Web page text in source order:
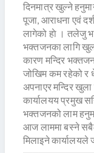
दिनमात्र खुल्ने
पूजा, आराधना एवं
लागेको हाे । तलेजु
भक्तजनका लागि
कारण मन्दिर
जोखिम कम रहेको र
अपनाएर मन्दिर
कार्यालयय प्रमुख
भक्तजनको लाम
आज लाममा बस्ने
मिलाइने कार्यालयले